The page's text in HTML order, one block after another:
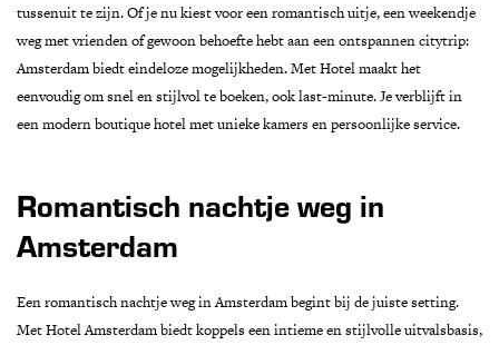
tussenuit te zijn. Of je nu kiest voor een romantisch uitje, een weekendje
weg met vrienden of gewoon behoefte hebt aan een ontspannen citytrip:
Amsterdam biedt eindeloze mogelijkheden. Met Hotel maakt het
eenvoudig om snel en stijlvol te boeken, ook last-minute. Je verblijft in
een modern boutique hotel met unieke kamers en persoonlijke service.
Romantisch nachtje weg in
Amsterdam
Een romantisch nachtje weg in Amsterdam begint bij de juiste setting.
Met Hotel Amsterdam biedt koppels een intieme en stijlvolle uitvalsbasis,